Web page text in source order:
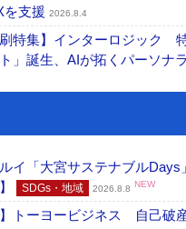
を支援 2026.8.4
刷特集】インターロジック
」誕生、AIが拓くパーソナ
イ「大宮サステナブル
SDGs・地域 2026.8.8 NEW
トーヨービジネス 自己破